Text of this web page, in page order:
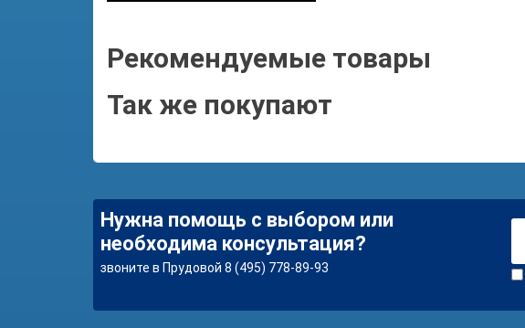
Рекомендуемые товары
Так же покупают
Нужна помощь с выбором или
необходима консультация?
звоните в Прудовой 8 (495) 778-89-93